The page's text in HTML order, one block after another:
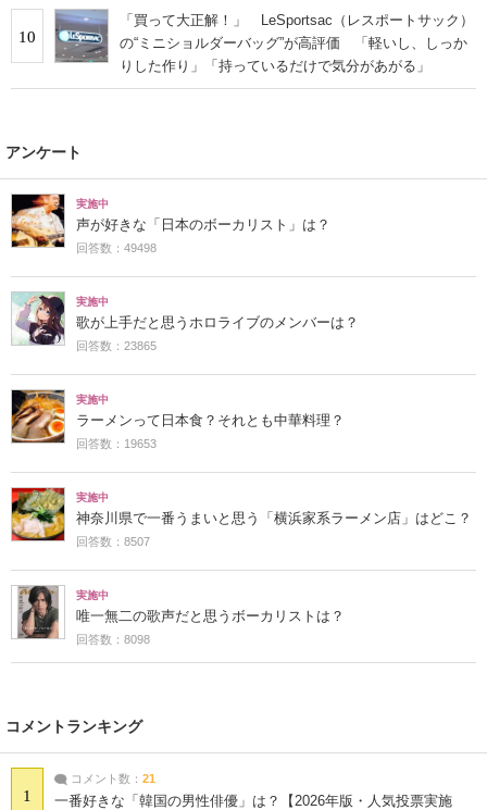
10
「買って大正解！」 LeSportsac（レスポートサック）
の“ミニショルダーバッグ”が高評価 「軽いし、しっか
りした作り」「持っているだけで気分があがる」
アンケート
実施中
声が好きな「日本のボーカリスト」は？
回答数：49498
実施中
歌が上手だと思うホロライブのメンバーは？
回答数：23865
実施中
ラーメンって日本食？それとも中華料理？
回答数：19653
実施中
神奈川県で一番うまいと思う「横浜家系ラーメン店」はどこ？
回答数：8507
実施中
唯一無二の歌声だと思うボーカリストは？
回答数：8098
コメントランキング
1
コメント数： 21
一番好きな「韓国の男性俳優」は？【2026年版・人気投票実施